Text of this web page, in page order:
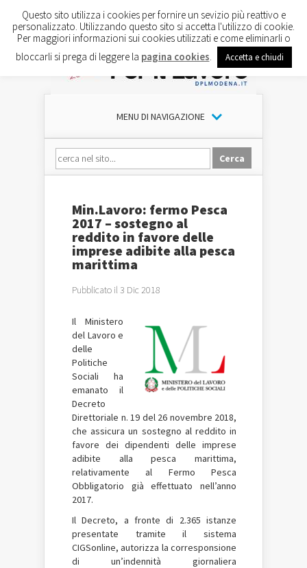
MENU DI NAVIGAZIONE
Min.Lavoro: fermo Pesca
2017 – sostegno al
reddito in favore delle
imprese adibite alla pesca
marittima
Pubblicato il 3 Dic 2018
Il Ministero
del Lavoro e
delle
Politiche
Sociali ha
emanato il
Decreto
Direttoriale n. 19 del 26 novembre 2018,
che assicura un sostegno al reddito in
favore dei dipendenti delle imprese
adibite alla pesca marittima,
relativamente al Fermo Pesca
Obbligatorio già effettuato nell’anno
2017.
Il Decreto, a fronte di 2.365 istanze
presentate tramite il sistema
CIGSonline, autorizza la corresponsione
di un’indennità giornaliera
Questo sito utilizza i cookies per fornire un sevizio più reattivo e
personalizzato. Utilizzando questo sito si accetta l'utilizzo di cookie.
Per maggiori informazioni sui cookies utilizzati e come eliminarli o
bloccarli si prega di leggere la pagina cookies Accetta e chiudi